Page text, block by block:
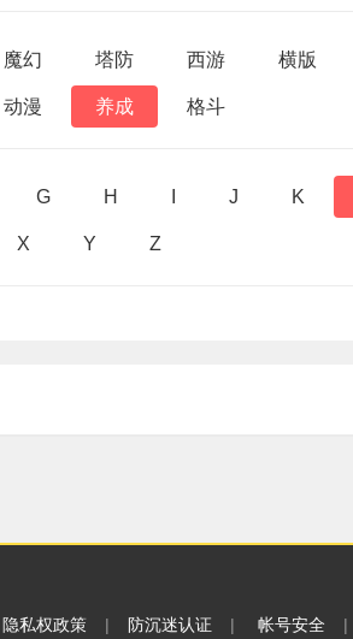
魔幻 塔防 西游 横版
动漫 养成 格斗
G H J K
X Y Z
隐私权政策 | 防沉迷认证 | 帐号安全 |